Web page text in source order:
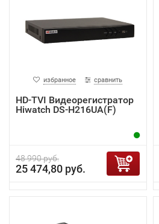
избранное сравнить
HD-TVI Видеорегистратор
Hiwatch DS-H216UA(F)
48 990 руб.
25 474,80 руб.